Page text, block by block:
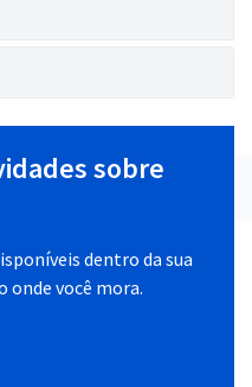
sobre
dentro da sua
onde você mora.